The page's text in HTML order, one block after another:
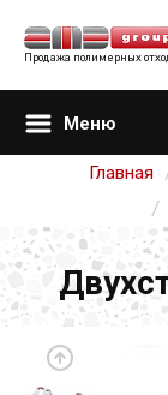
Продажа полимерных
Меню
Главная